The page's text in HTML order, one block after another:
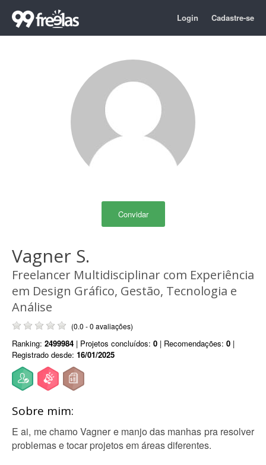
Login Cadastre-se
Convidar
Vagner S.
Freelancer Multidisciplinar com Experiência
em Design Gráfico, Gestão, Tecnologia e
Análise
(0.0 - 0 avaliações)
Ranking: 2499984 | Projetos concluídos: 0 | Recomendações: 0 |
Registrado desde: 16/01/2025
Sobre mim:
E ai, me chamo Vagner e manjo das manhas pra resolver
problemas e tocar projetos em áreas diferentes.